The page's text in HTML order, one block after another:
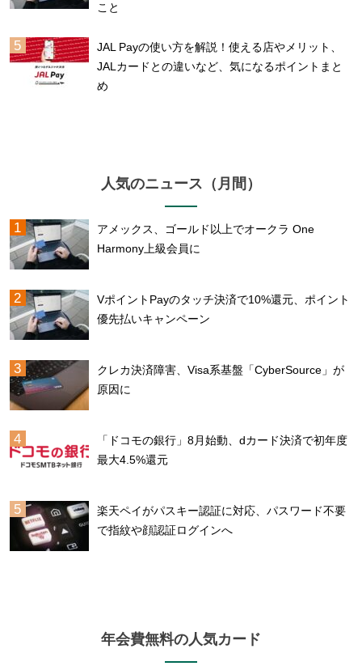
こと
JAL Payの使い方を解説！使える店やメリット、
JALカードとの違いなど、気になるポイントまと
め
人気のニュース（月間）
アメックス、ゴールド以上でオークラ One
Harmony上級会員に
VポイントPayのタッチ決済で10%還元、ポイント
優先払いキャンペーン
クレカ決済障害、Visa系基盤「CyberSource」が
原因に
「ドコモの銀行」8月始動、dカード決済で初年度
最大4.5%還元
楽天ペイがパスキー認証に対応、パスワード不要
で指紋や顔認証ログインへ
年会費無料の人気カード